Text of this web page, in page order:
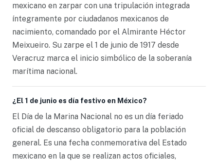
mexicano en zarpar con una tripulación integrada
íntegramente por ciudadanos mexicanos de
nacimiento, comandado por el Almirante Héctor
Meixueiro. Su zarpe el 1 de junio de 1917 desde
Veracruz marca el inicio simbólico de la soberanía
marítima nacional.
¿El 1 de junio es día festivo en México?
El Día de la Marina Nacional no es un día feriado
oficial de descanso obligatorio para la población
general. Es una fecha conmemorativa del Estado
mexicano en la que se realizan actos oficiales,